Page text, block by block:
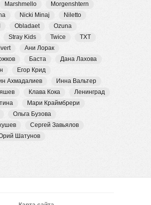
Marshmello
Morgenshtern
Nicki Minaj
Niletto
Obladaet
Ozuna
Stray Kids Twice
TXT
Ани Лорак
Баста
Дана Лахова
Егор Крид
Ахмадалиев
Инна Вальтер
Клава Кока
Ленинград
Мари Краймбрери
Ольга Бузова
Сергей Завьялов
Шатунов